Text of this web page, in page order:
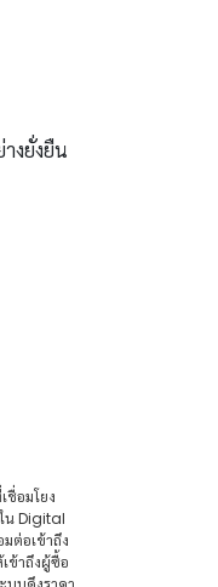
งยั่งยืน
อมโยง
น Digital
ต่อเข้าถึง
ข้าถึงผู้ซื้อ